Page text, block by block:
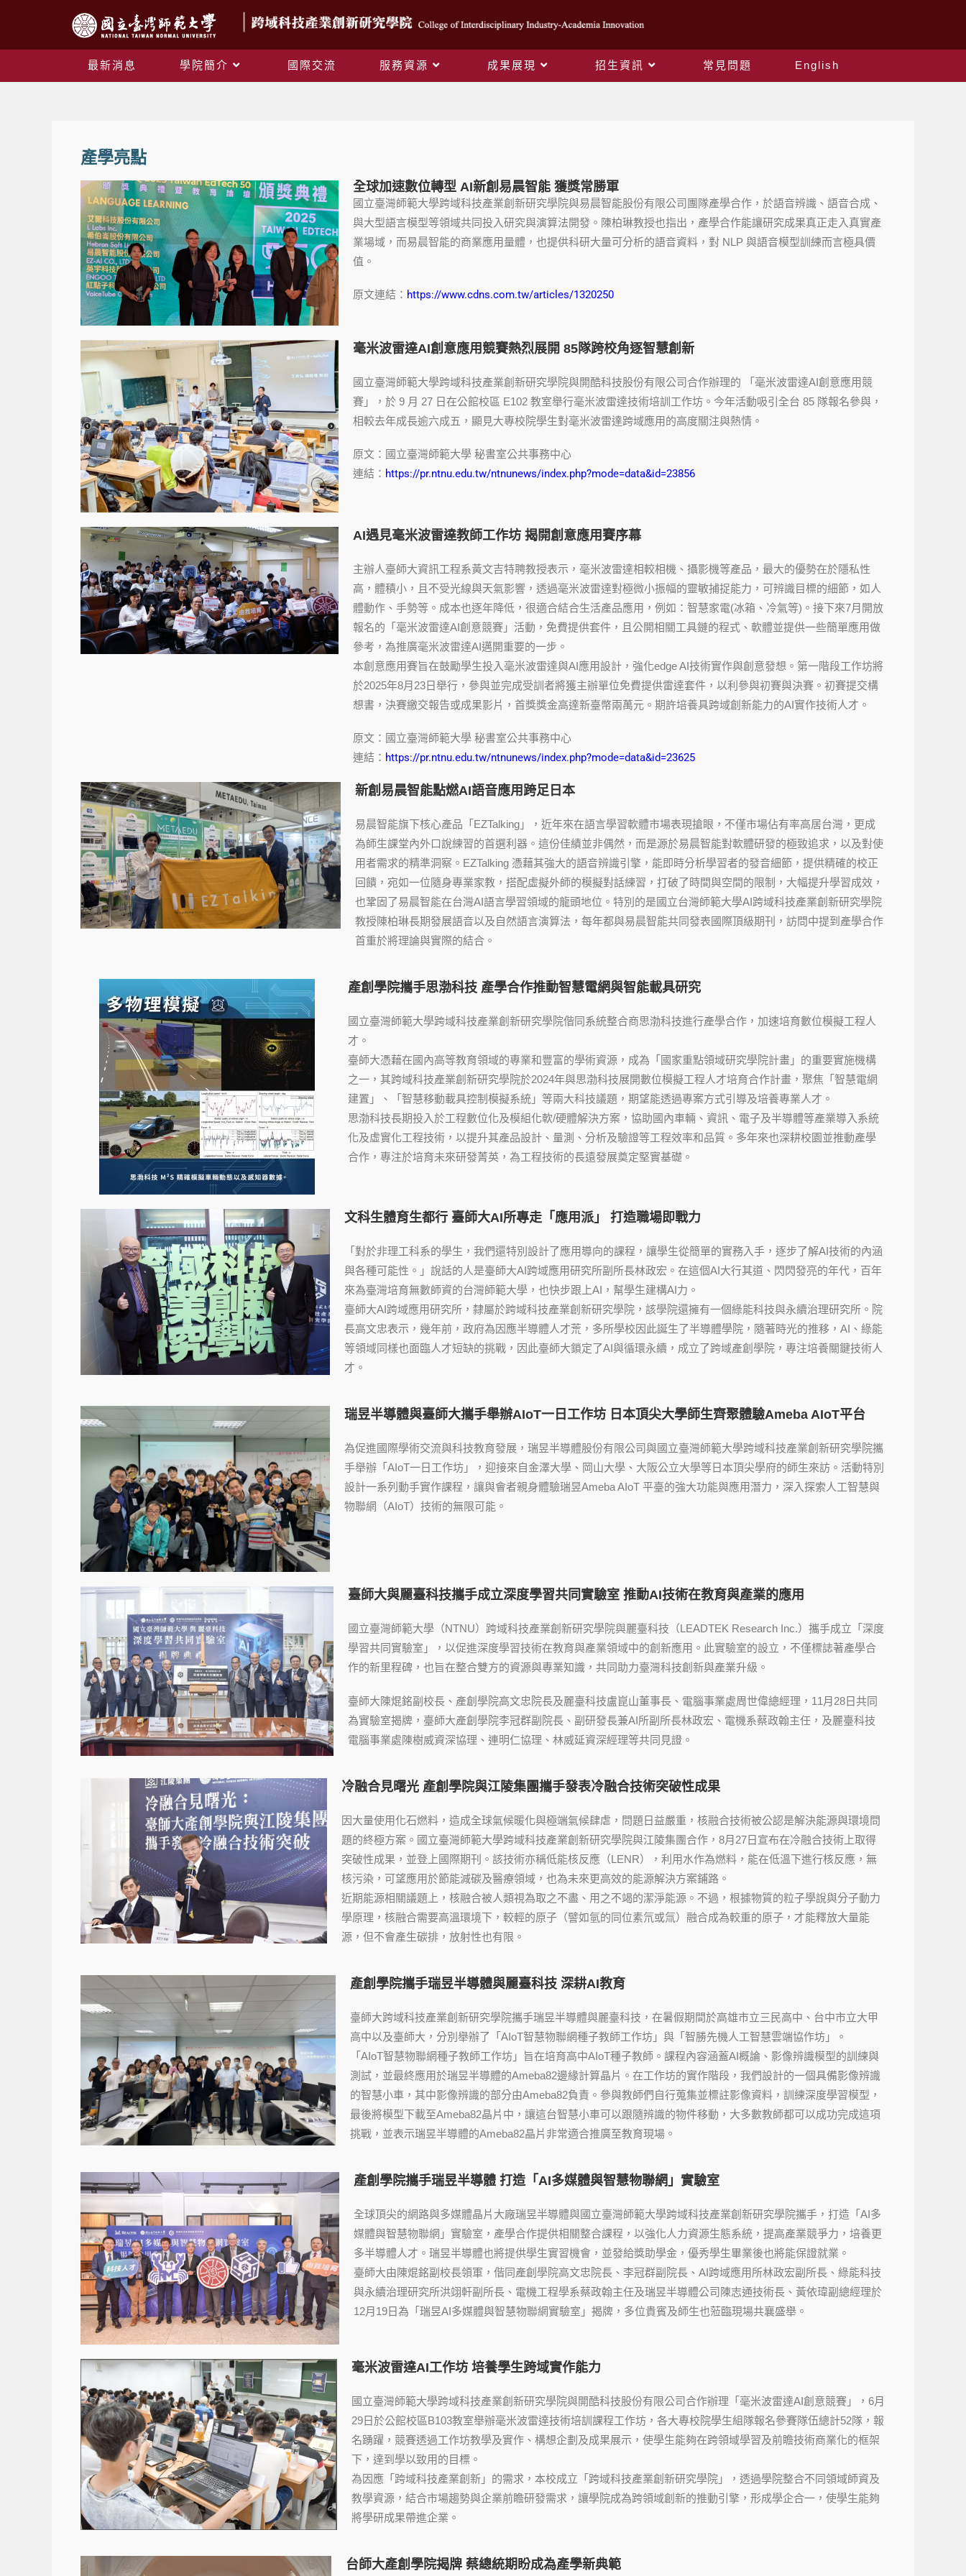
最新消息 學院簡介 國際交流 服務資源 成果展現 招生資訊 常見問題 English
產學亮點
全球加速數位轉型 AI新創易晨智能 獲獎常勝軍
國立臺灣師範大學跨域科技產業創新研究學院與易晨智能股份有限公司團隊產學合作，於語音辨識、語音合成、
與大型語言模型等領域共同投入研究與演算法開發。陳柏琳教授也指出，產學合作能讓研究成果真正走入真實產
業場域，而易晨智能的商業應用量體，也提供科研大量可分析的語音資料，對 NLP 與語音模型訓練而言極具價
值。
原文連結： https://www.cdns.com.tw/articles/1320250
毫米波雷達AI創意應用競賽熱烈展開 85隊跨校角逐智慧創新
國立臺灣師範大學跨域科技產業創新研究學院與開酷科技股份有限公司合作辦理的 「毫米波雷達AI創意應用競
賽」，於 9 月 27 日在公館校區 E102 教室舉行毫米波雷達技術培訓工作坊。今年活動吸引全台 85 隊報名參與，
相較去年成長逾六成五，顯見大專校院學生對毫米波雷達跨域應用的高度關注與熱情。
原文：國立臺灣師範大學 秘書室公共事務中心
連結： https://pr.ntnu.edu.tw/ntnunews/index.php?mode=data&id=23856
AI遇見毫米波雷達教師工作坊 揭開創意應用賽序幕
主辦人臺師大資訊工程系黃文吉特聘教授表示，毫米波雷達相較相機、攝影機等產品，最大的優勢在於隱私性
高，體積小，且不受光線與天氣影響，透過毫米波雷達對極微小振幅的靈敏捕捉能力，可辨識目標的細節，如人
體動作、手勢等。成本也逐年降低，很適合結合生活產品應用，例如：智慧家電(冰箱、冷氣等)。接下來7月開放
報名的「毫米波雷達AI創意競賽」活動，免費提供套件，且公開相關工具鏈的程式、軟體並提供一些簡單應用做
參考，為推廣毫米波雷達AI邁開重要的一步。
本創意應用賽旨在鼓勵學生投入毫米波雷達與AI應用設計，強化edge AI技術實作與創意發想。第一階段工作坊將
於2025年8月23日舉行，參與並完成受訓者將獲主辦單位免費提供雷達套件，以利參與初賽與決賽。初賽提交構
想書，決賽繳交報告或成果影片，首獎獎金高達新臺幣兩萬元。期許培養具跨域創新能力的AI實作技術人才。
原文：國立臺灣師範大學 秘書室公共事務中心
連結： https://pr.ntnu.edu.tw/ntnunews/index.php?mode=data&id=23625
新創易晨智能點燃AI語音應用跨足日本
易晨智能旗下核心產品「EZTalking」，近年來在語言學習軟體市場表現搶眼，不僅市場佔有率高居台灣，更成
為師生課堂內外口說練習的首選利器。這份佳績並非偶然，而是源於易晨智能對軟體研發的極致追求，以及對使
用者需求的精準洞察。EZTalking 憑藉其強大的語音辨識引擎，能即時分析學習者的發音細節，提供精確的校正
回饋，宛如一位隨身專業家教，搭配虛擬外師的模擬對話練習，打破了時間與空間的限制，大幅提升學習成效，
也鞏固了易晨智能在台灣AI語言學習領域的龍頭地位。特別的是國立台灣師範大學AI跨域科技產業創新研究學院
教授陳柏琳長期發展語音以及自然語言演算法，每年都與易晨智能共同發表國際頂級期刊，訪問中提到產學合作
首重於將理論與實際的結合。
產創學院攜手思渤科技 產學合作推動智慧電網與智能載具研究
國立臺灣師範大學跨域科技產業創新研究學院偕同系統整合商思渤科技進行產學合作，加速培育數位模擬工程人
才。
臺師大憑藉在國內高等教育領域的專業和豐富的學術資源，成為「國家重點領域研究學院計畫」的重要實施機構
之一，其跨域科技產業創新研究學院於2024年與思渤科技展開數位模擬工程人才培育合作計畫，聚焦「智慧電網
建置」、「智慧移動載具控制模擬系統」等兩大科技議題，期望能透過專案方式引導及培養專業人才。
思渤科技長期投入於工程數位化及模組化軟/硬體解決方案，協助國內車輛、資訊、電子及半導體等產業導入系統
化及虛實化工程技術，以提升其產品設計、量測、分析及驗證等工程效率和品質。多年來也深耕校園並推動產學
合作，專注於培育未來研發菁英，為工程技術的長遠發展奠定堅實基礎。
文科生體育生都行 臺師大AI所專走「應用派」 打造職場即戰力
「對於非理工科系的學生，我們還特別設計了應用導向的課程，讓學生從簡單的實務入手，逐步了解AI技術的內涵
與各種可能性。」說話的人是臺師大AI跨域應用研究所副所長林政宏。在這個AI大行其道、閃閃發亮的年代，百年
來為臺灣培育無數師資的台灣師範大學，也快步跟上AI，幫學生建構AI力。
臺師大AI跨域應用研究所，隸屬於跨域科技產業創新研究學院，該學院還擁有一個綠能科技與永續治理研究所。院
長高文忠表示，幾年前，政府為因應半導體人才荒，多所學校因此誕生了半導體學院，隨著時光的推移，AI、綠能
等領域同樣也面臨人才短缺的挑戰，因此臺師大鎖定了AI與循環永續，成立了跨域產創學院，專注培養關鍵技術人
才。
瑞昱半導體與臺師大攜手舉辦AIoT一日工作坊 日本頂尖大學師生齊聚體驗Ameba AIoT平台
為促進國際學術交流與科技教育發展，瑞昱半導體股份有限公司與國立臺灣師範大學跨域科技產業創新研究學院攜
手舉辦「AIoT一日工作坊」，迎接來自金澤大學、岡山大學、大阪公立大學等日本頂尖學府的師生來訪。活動特別
設計一系列動手實作課程，讓與會者親身體驗瑞昱Ameba AIoT 平臺的強大功能與應用潛力，深入探索人工智慧與
物聯網（AIoT）技術的無限可能。
臺師大與麗臺科技攜手成立深度學習共同實驗室 推動AI技術在教育與產業的應用
國立臺灣師範大學（NTNU）跨域科技產業創新研究學院與麗臺科技（LEADTEK Research Inc.）攜手成立「深度
學習共同實驗室」，以促進深度學習技術在教育與產業領域中的創新應用。此實驗室的設立，不僅標誌著產學合
作的新里程碑，也旨在整合雙方的資源與專業知識，共同助力臺灣科技創新與產業升級。
臺師大陳焜銘副校長、產創學院高文忠院長及麗臺科技盧崑山董事長、電腦事業處周世偉總經理，11月28日共同
為實驗室揭牌，臺師大產創學院李冠群副院長、副研發長兼AI所副所長林政宏、電機系蔡政翰主任，及麗臺科技
電腦事業處陳樹威資深協理、連明仁協理、林威延資深經理等共同見證。
冷融合見曙光 產創學院與江陵集團攜手發表冷融合技術突破性成果
因大量使用化石燃料，造成全球氣候暖化與極端氣候肆虐，問題日益嚴重，核融合技術被公認是解決能源與環境問
題的終極方案。國立臺灣師範大學跨域科技產業創新研究學院與江陵集團合作，8月27日宣布在冷融合技術上取得
突破性成果，並登上國際期刊。該技術亦稱低能核反應（LENR），利用水作為燃料，能在低溫下進行核反應，無
核污染，可望應用於節能減碳及醫療領域，也為未來更高效的能源解決方案鋪路。
近期能源相關議題上，核融合被人類視為取之不盡、用之不竭的潔淨能源。不過，根據物質的粒子學說與分子動力
學原理，核融合需要高溫環境下，較輕的原子（譬如氫的同位素氘或氚）融合成為較重的原子，才能釋放大量能
源，但不會產生碳排，放射性也有限。
產創學院攜手瑞昱半導體與麗臺科技 深耕AI教育
臺師大跨域科技產業創新研究學院攜手瑞昱半導體與麗臺科技，在暑假期間於高雄市立三民高中、台中市立大甲
高中以及臺師大，分別舉辦了「AIoT智慧物聯網種子教師工作坊」與「智勝先機人工智慧雲端協作坊」。
「AIoT智慧物聯網種子教師工作坊」旨在培育高中AIoT種子教師。課程內容涵蓋AI概論、影像辨識模型的訓練與
測試，並最終應用於瑞昱半導體的Ameba82邊緣計算晶片。在工作坊的實作階段，我們設計的一個具備影像辨識
的智慧小車，其中影像辨識的部分由Ameba82負責。參與教師們自行蒐集並標註影像資料，訓練深度學習模型，
最後將模型下載至Ameba82晶片中，讓這台智慧小車可以跟隨辨識的物件移動，大多數教師都可以成功完成這項
挑戰，並表示瑞昱半導體的Ameba82晶片非常適合推廣至教育現場。
產創學院攜手瑞昱半導體 打造「AI多媒體與智慧物聯網」實驗室
全球頂尖的網路與多媒體晶片大廠瑞昱半導體與國立臺灣師範大學跨域科技產業創新研究學院攜手，打造「AI多
媒體與智慧物聯網」實驗室，產學合作提供相關整合課程，以強化人力資源生態系統，提高產業競爭力，培養更
多半導體人才。瑞昱半導體也將提供學生實習機會，並發給獎助學金，優秀學生畢業後也將能保證就業。
臺師大由陳焜銘副校長領軍，偕同產創學院高文忠院長、李冠群副院長、AI跨域應用所林政宏副所長、綠能科技
與永續治理研究所洪翊軒副所長、電機工程學系蔡政翰主任及瑞昱半導體公司陳志通技術長、黃依瑋副總經理於
12月19日為「瑞昱AI多媒體與智慧物聯網實驗室」揭牌，多位貴賓及師生也蒞臨現場共襄盛舉。
毫米波雷達AI工作坊 培養學生跨域實作能力
國立臺灣師範大學跨域科技產業創新研究學院與開酷科技股份有限公司合作辦理「毫米波雷達AI創意競賽」，6月
29日於公館校區B103教室舉辦毫米波雷達技術培訓課程工作坊，各大專校院學生組隊報名參賽隊伍總計52隊，報
名踴躍，競賽透過工作坊教學及實作、構想企劃及成果展示，使學生能夠在跨領域學習及前瞻技術商業化的框架
下，達到學以致用的目標。
為因應「跨域科技產業創新」的需求，本校成立「跨域科技產業創新研究學院」，透過學院整合不同領域師資及
教學資源，結合市場趨勢與企業前瞻研發需求，讓學院成為跨領域創新的推動引擎，形成學企合一，使學生能夠
將學研成果帶進企業。
台師大產創學院揭牌 蔡總統期盼成為產學新典範